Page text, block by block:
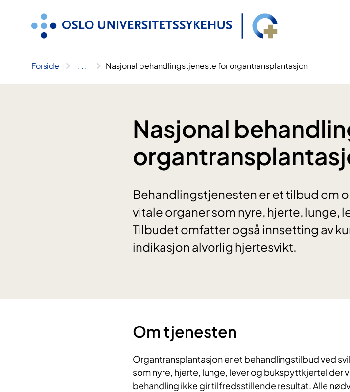
Forside .. . Nasjonal behandlingstjeneste for organtransplantasjon
Nasjonal
Behandlingstjenesten er et tilbud om
vitale organer som nyre, hjerte, lunge,
Tilbudet omfatter også innsetting av
indikasjon alvorlig hjertesvikt.
Om tjenesten​
Organtransplantasjon er et behandlingstilbud ved
som nyre, hjerte, lunge, lever og bukspyttkjertel der
behandling ikke gir tilfredsstillende resultat. Alle